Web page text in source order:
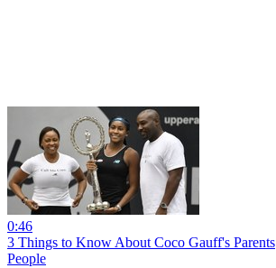
0:46
3 Things to Know About Coco Gauff's Parents
People